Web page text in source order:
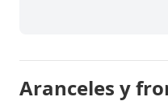
Aranceles y